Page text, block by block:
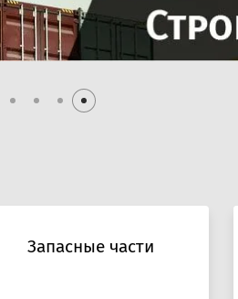
Запасные части